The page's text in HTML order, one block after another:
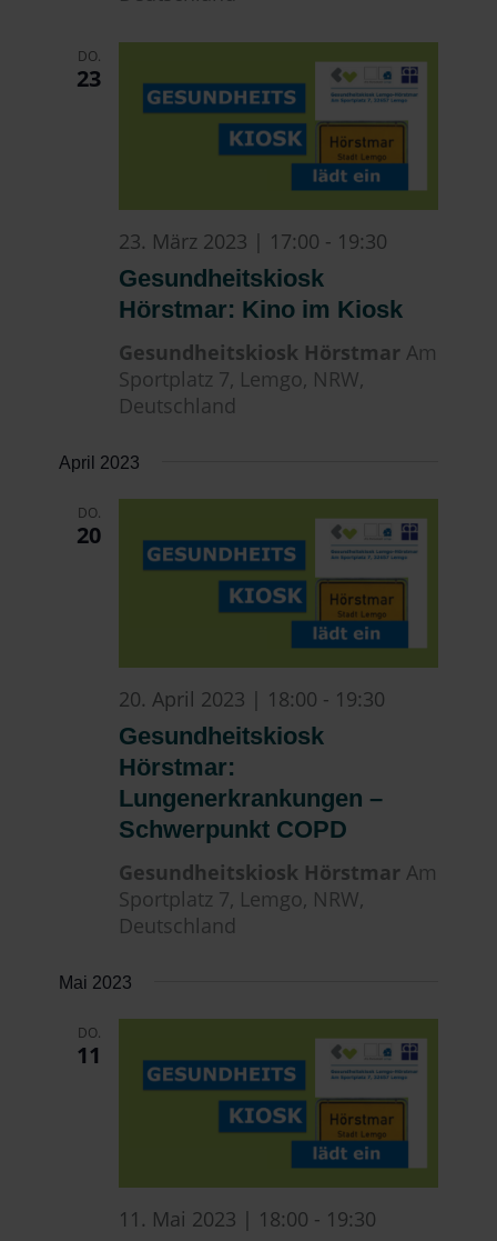
DO.
23
Gesundheitskiosk
Hörstmar: Kino im Kiosk
23. März 2023 | 17:00 - 19:30
Gesundheitskiosk HörstmarAm
Sportplatz 7, Lemgo, NRW,
Deutschland
April 2023
DO.
20
Gesundheitskiosk
Hörstmar:
Lungenerkrankungen –
Schwerpunkt COPD
20. April 2023 | 18:00 - 19:30
Gesundheitskiosk HörstmarAm
Sportplatz 7, Lemgo, NRW,
Deutschland
Mai 2023
DO.
11
11. Mai 2023 | 18:00 - 19:30